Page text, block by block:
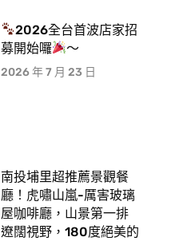
2026全台首波店家招
募開始囉
～
2026 年 7 月 23 日
南投埔里超推薦景觀餐
廳！虎嘯山嵐-厲害玻璃
屋咖啡廳，山景第一排
遼闊視野，180度絕美的